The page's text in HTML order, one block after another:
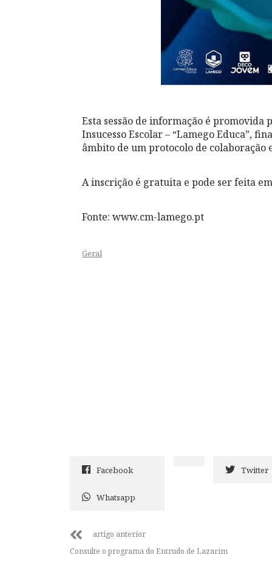
Esta sessão de informação é
Insucesso Escolar – “Lamego Educa”,
âmbito de um protocolo de colaboração
A inscrição é gratuita e pode ser feita em
Fonte: www.cm-lamego.pt
Geral
Facebook Twitter
Whatsapp
artigo anterior
Consulte o programa do Entrudo de Lazarim